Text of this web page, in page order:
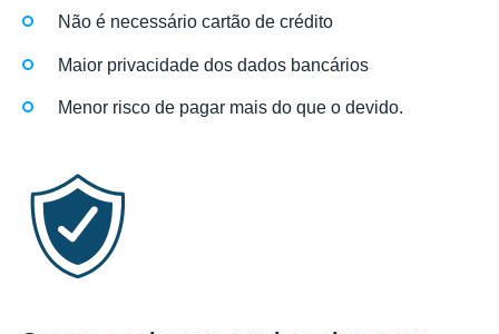
Não é necessário cartão de crédito
Maior privacidade dos dados bancários
Menor risco de pagar mais do que o devido.